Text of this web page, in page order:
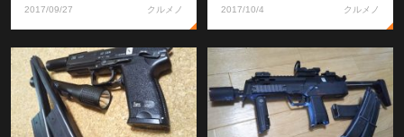
2017/09/27 クルメノ 2017/10/4 クルメノ